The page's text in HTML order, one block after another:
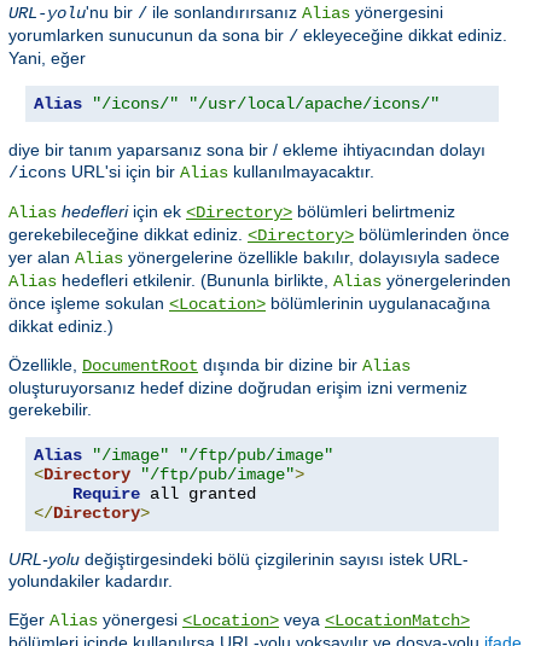
URL-yolu'nu bir / ile sonlandırırsanız Alias yönergesini
yorumlarken sunucunun da sona bir / ekleyeceğine dikkat ediniz.
Yani, eğer
Alias "/icons/" "/usr/local/apache/icons/"
diye bir tanım yaparsanız sona bir / ekleme ihtiyacından dolayı
/icons URL'si için bir Alias kullanılmayacaktır.
Alias hedefleriiçin ek <Directory> bölümleri belirtmeniz
gerekebileceğine dikkat ediniz. <Directory> bölümlerinden önce
yer alan Alias yönergelerine özellikle bakılır, dolayısıyla sadece
Alias hedefleri etkilenir. (Bununla birlikte, Alias yönergelerinden
önce işleme sokulan <Location> bölümlerinin uygulanacağına
dikkat ediniz.)
Özellikle, DocumentRoot dışında bir dizine bir Alias
oluşturuyorsanız hedef dizine doğrudan erişim izni vermeniz
gerekebilir.
Alias "/image"
"/ftp/pub/image"
<Directory "/ftp/pub/image">
Require
</Directory>
URL-yolu değiştirgesindeki bölü çizgilerinin sayısı istek URL-
yolundakiler kadardır.
Eğer Alias yönergesi <Location> veya <LocationMatch>
bölümleri içinde kullanılırsa URL-yolu yoksayılır ve dosya-yolu ifade